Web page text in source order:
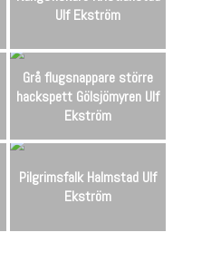
Ulf Ekström
Grå flugsnappare större
hackspett Gölsjömyren Ulf
Ekström
Pilgrimsfalk Halmstad Ulf
Ekström